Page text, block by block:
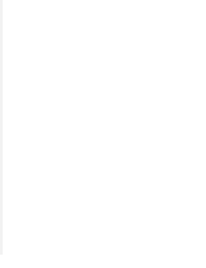
at nå nye højder.